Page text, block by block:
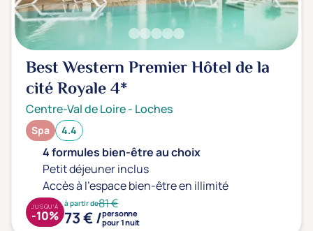
Offre séjour + vol inclus
(0)
Best Western Premier Hôtel de la
cité Royale4*
Centre-Val de Loire- Loches
Spa 4.4
4 formules bien-être au choix
Petit déjeuner inclus
Accès à l'espace bien-être en illimité
à partir de81 €
73 € /personne
pour 1 nuit
JUSQU'À
-10%